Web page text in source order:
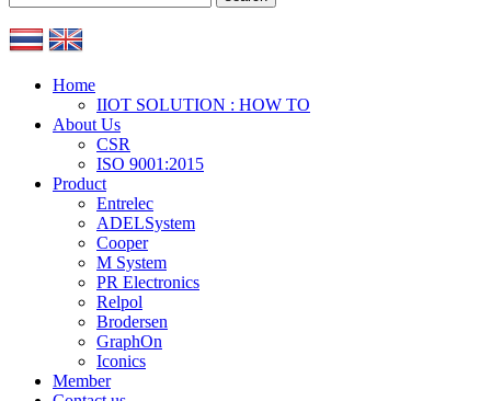
Home
IIOT SOLUTION : HOW TO
About Us
CSR
ISO 9001:2015
Product
Entrelec
ADELSystem
Cooper
M System
PR Electronics
Relpol
Brodersen
GraphOn
Iconics
Member